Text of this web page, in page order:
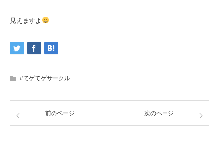
見えますよ
#てゲてゲサークル
前のページ 次のページ